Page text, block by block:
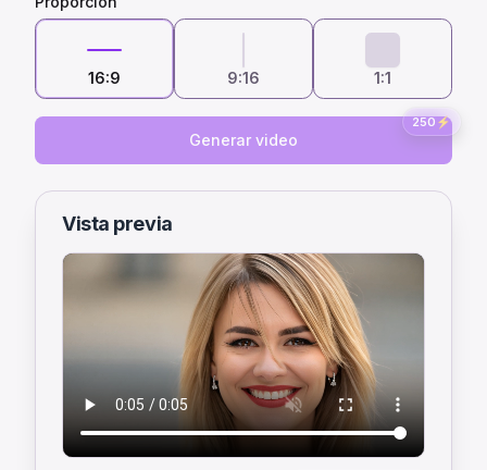
16:9 9:16 1:1
250 ⚡
Generar video
Vista previa